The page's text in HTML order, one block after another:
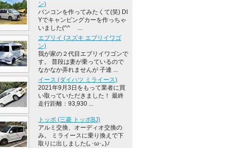
ン)
バンコンを作ってみたくて(笑) DI
Yでキャンピングカーを作っちゃ
いました(^^ゞ ...
エブリイ (スズキ エブリイワゴ
ン)
我が家の２代目エブリイワゴンで
す。 普段は妻が乗っているので
なかなか弄れませんが 子連 ...
イース (ダイハツ ミライース)
2021年9月3日をもって業者に買
い取っていただきました！ 最終
走行距離：93,930 ...
トッポ (三菱 トッポBJ)
アルミ交換、オーディオ交換の
み。 ミライースに乗り換えで下
取りに出しました(｡･ω･｡)ﾉ